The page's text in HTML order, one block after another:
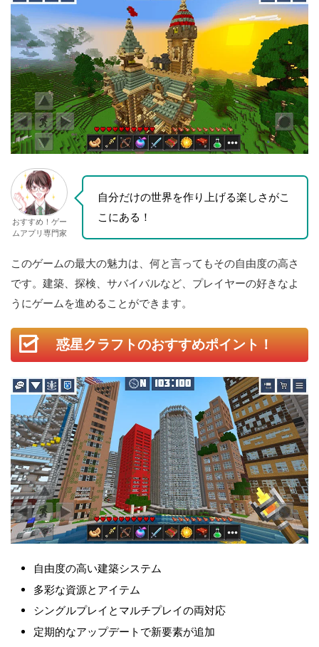
おすすめ！ゲー
ムアプリ専門家
自分だけの世界を作り上げる楽しさがこ
こにある！
このゲームの最大の魅力は、何と言ってもその自由度の高さ
です。建築、探検、サバイバルなど、プレイヤーの好きなよ
うにゲームを進めることができます。
惑星クラフトのおすすめポイント！
自由度の高い建築システム
多彩な資源とアイテム
シングルプレイとマルチプレイの両対応
定期的なアップデートで新要素が追加